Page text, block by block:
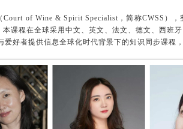
of Wine & Spirit Specialist，简称CWSS）
程在全球采用中文、英文、法文、德文、西班
好者提供信息全球化时代背景下的知识同步课程